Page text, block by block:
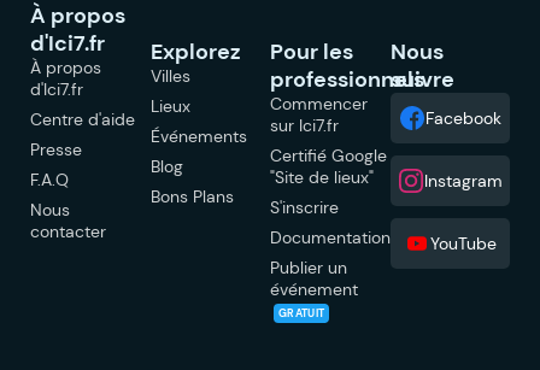
À propos
d'Ici7.fr
À propos
d'Ici7.fr
Centre d'aide
Presse
F.A.Q
Nous
contacter
Explorez
Villes
Lieux
Événements
Blog
Bons Plans
Pour les
professionnels
Commencer
sur Ici7.fr
Certifié Google
"Site de lieux"
S'inscrire
Documentation
Publier un
événement
GRATUIT
Nous
suivre
Facebook
Instagram
YouTube